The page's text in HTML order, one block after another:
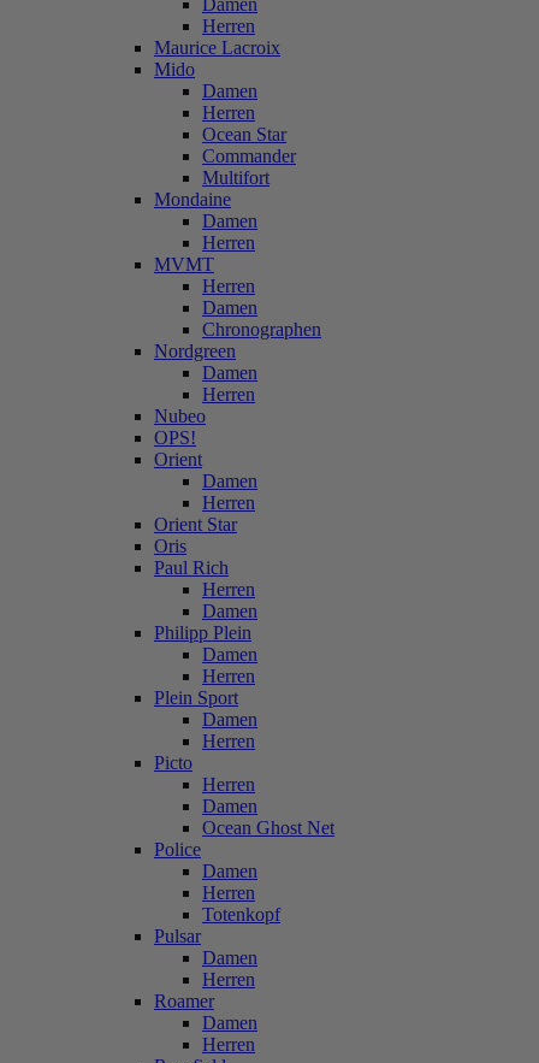
Damen
Herren
Maurice Lacroix
Mido
Damen
Herren
Ocean Star
Commander
Multifort
Mondaine
Damen
Herren
MVMT
Herren
Damen
Chronographen
Nordgreen
Damen
Herren
Nubeo
OPS!
Orient
Damen
Herren
Orient Star
Oris
Paul Rich
Herren
Damen
Philipp Plein
Damen
Herren
Plein Sport
Damen
Herren
Picto
Herren
Damen
Ocean Ghost Net
Police
Damen
Herren
Totenkopf
Pulsar
Damen
Herren
Roamer
Damen
Herren